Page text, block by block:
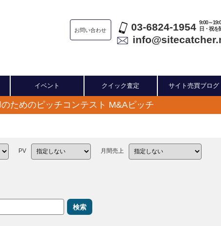
お問い合わせ 03-6824-1954 9:00～
日・祝を
イベント クイック査定 サイト売買ブログ
ためのピッチコンテスト M&Aピッチ
PV 月間売上
検索